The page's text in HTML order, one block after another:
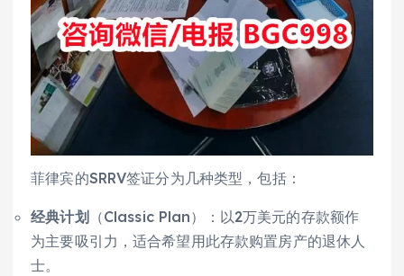
菲律宾的SRRV签证分为几种类型，包括：
经典计划
（Classic Plan）：以2万美元的存款额作
为主要吸引力，适合希望用此存款购置房产的退休人
士。